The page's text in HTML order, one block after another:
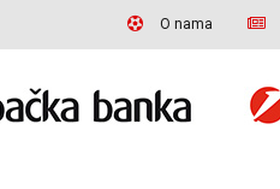
O nama